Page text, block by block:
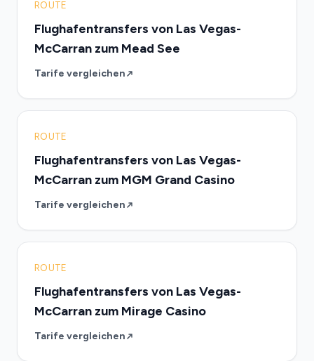
ROUTE
Flughafentransfers von Las Vegas-
McCarran zum Mead See
Tarife vergleichen
ROUTE
Flughafentransfers von Las Vegas-
McCarran zum MGM Grand Casino
Tarife vergleichen
ROUTE
Flughafentransfers von Las Vegas-
McCarran zum Mirage Casino
Tarife vergleichen